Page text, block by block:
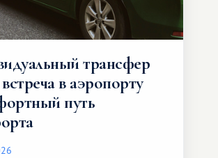
трансфер
в аэропорту
путь